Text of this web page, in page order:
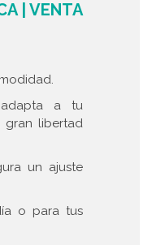
| VENTA
a tu
gran libertad
un ajuste
o para tus